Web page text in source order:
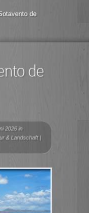
de
de
2026 in
& Landschaft|